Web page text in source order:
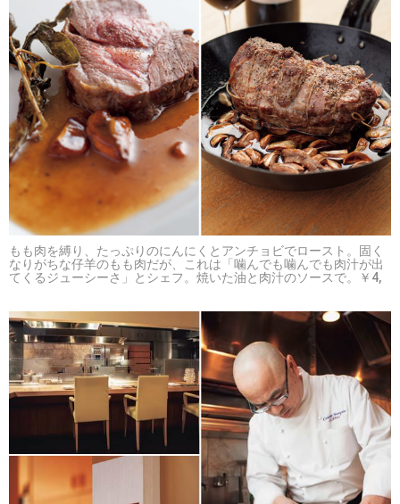
もも肉を縛り、たっぷりのにんにくとアンチョビでロースト。固く
なりがちな仔羊のもも肉だが、これは「噛んでも噛んでも肉汁が出
てくるジューシーさ」とシェフ。焼いた油と肉汁のソースで。￥4,